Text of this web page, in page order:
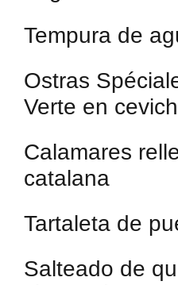
Tempura de
Ostras
Verte en
Calamares
catalana
Tartaleta de
Salteado de